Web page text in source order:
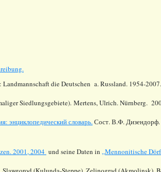
die Deutschen a. Russland. 1954-2007.
Siedlungsgebiete). Mertens, Ulrich. Nürnberg.
энциклопедический словарь.Сост. В.Ф. Дизендорф.
2001, 2004 und seine Daten in „Mennonitische